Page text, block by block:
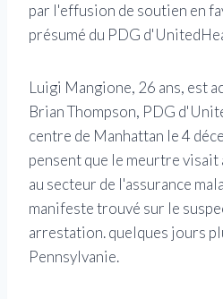
par l'effusion de soutien en
présumé du PDG
Luigi Mangione, 26 ans, est
Brian Thompson, PDG
centre de Manhattan le 4
pensent que le meurtre visait
au secteur de l'assurance
manifeste trouvé sur le
arrestation. quelques jours
Pennsylvanie.